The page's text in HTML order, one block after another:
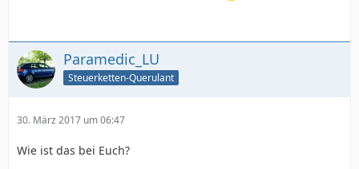
Paramedic_LU
Steuerketten-Querulant
30. März 2017 um 06:47
Wie ist das bei Euch?